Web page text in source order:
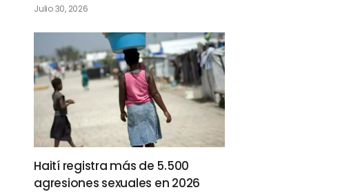
Julio 30, 2026
Haití registra más de 5.500
agresiones sexuales en 2026